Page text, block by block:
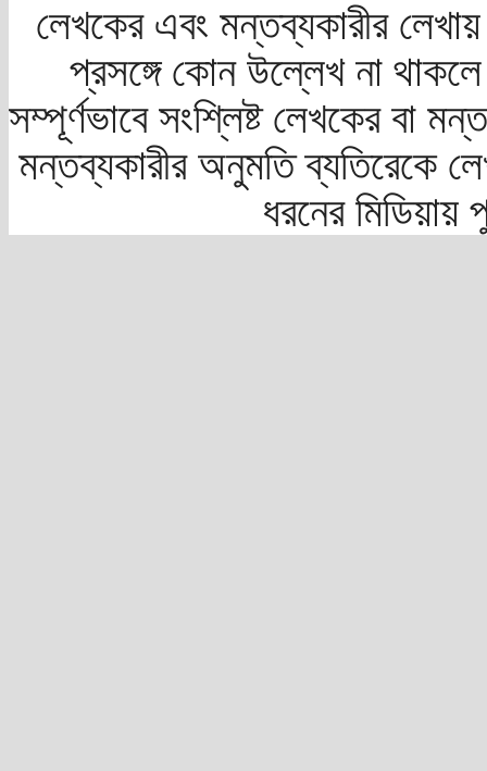
লেখকের এবং মন্তব্যকারীর
প্রসঙ্গে কোন উল্লেখ না
সম্পূর্ণভাবে সংশ্লিষ্ট লেখকের বা
মন্তব্যকারীর অনুমতি ব্যতিরেকে
ধরনের মিডিয়ায়